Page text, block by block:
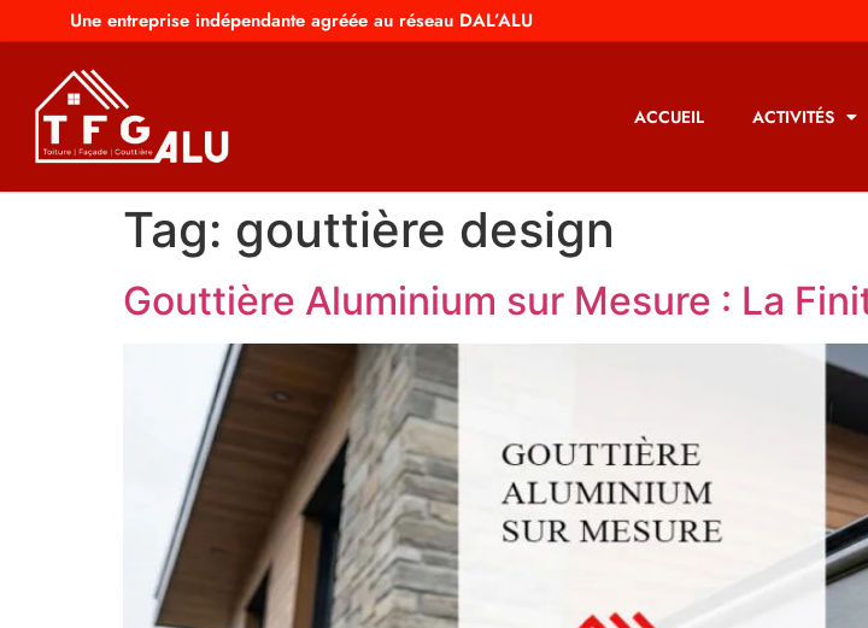
Une entreprise indépendante agréée au réseau DAL’ALU
ACCUEIL ACTIVITÉS
Tag: gouttière design
Gouttière Aluminium sur Mesure : La